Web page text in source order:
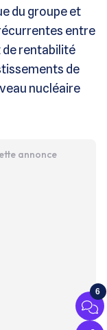
du groupe et
entre
de rentabilité
de
nucléaire
annonce
6